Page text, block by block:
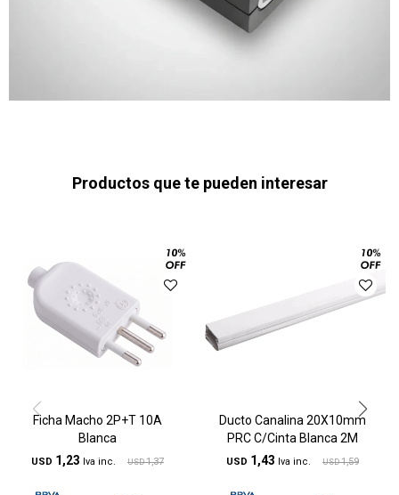
Productos que te pueden interesar
Ficha Macho 2P+T 10A
Blanca
USD 1,23 USD 1,37
Ducto Canalina 20X10mm
PRC C/Cinta Blanca 2M
USD 1,43 USD 1,59